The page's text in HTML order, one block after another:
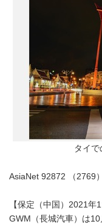
タイ
AsiaNet 92872 （2769）
【保定（中国）2021年
GWM（長城汽車）は